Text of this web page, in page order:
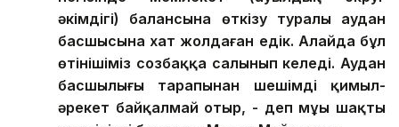
әкімдігі) балансына өткізу туралы аудан
басшысына хат жолдаған едік. Алайда бұл
өтінішіміз созбаққа салынып келеді. Аудан
басшылығы тарапынан шешімді қимыл-
әрекет байқалмай отыр, - деп мұңың шақты